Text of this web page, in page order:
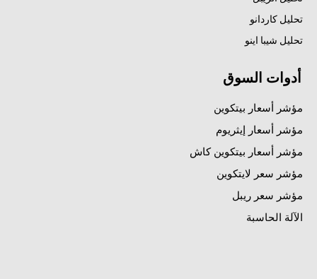
تحليل كاردانو
تحليل شيبا اينو
أدوات السوق
مؤشر أسعار بيتكوين
مؤشر أسعار إيثريوم
مؤشر أسعار بيتكوين كاش
مؤشر سعر لايتكوين
مؤشر سعر ريبل
الآلة الحاسبة